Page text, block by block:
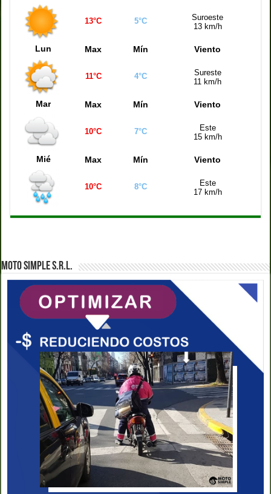
13°C 5°C
Suroeste
13 km/h
Lun Max Mín Viento
11°C 4°C
Sureste
11 km/h
Mar Max Mín Viento
10°C 7°C
Este
15 km/h
Mié Max Mín Viento
10°C 8°C
Este
17 km/h
MOTO SIMPLE S.R.L.